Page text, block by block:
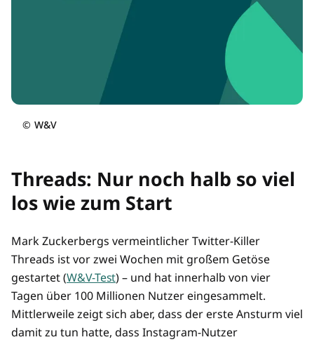
© W&V
Threads: Nur noch halb so viel
los wie zum Start
Mark Zuckerbergs vermeintlicher Twitter-Killer
Threads ist vor zwei Wochen mit großem Getöse
gestartet (W&V-Test) – und hat innerhalb von vier
Tagen über 100 Millionen Nutzer eingesammelt.
Mittlerweile zeigt sich aber, dass der erste Ansturm viel
damit zu tun hatte, dass Instagram-Nutzer